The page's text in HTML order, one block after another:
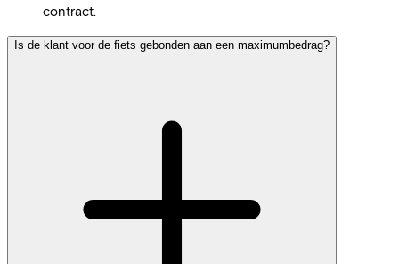
contract.
Is de klant voor de fiets gebonden aan een maximumbedrag?